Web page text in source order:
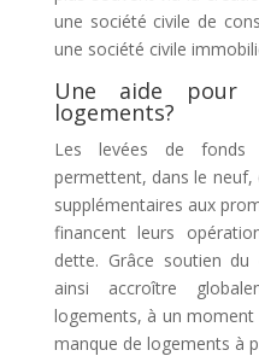
une société civile de
une société civile
Une aide pour
logements?
Les levées de fonds
permettent, dans le neuf,
supplémentaires aux
financent leurs
dette. Grâce soutien du
ainsi accroître
logements, à un moment
manque de logements à